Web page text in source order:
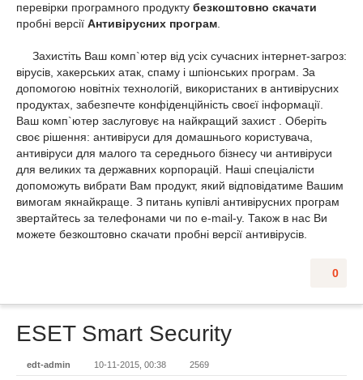
перевірки програмного продукту безкоштовно скачати
пробні версії Антивірусних програм
Захистіть Ваш комп`ютер від усіх сучасних інтернет-загроз:
вірусів, хакерських атак, спаму і шпіонських програм. За
допомогою новітніх технологій, використаних в антивірусних
продуктах, забезпечте конфіденційність своєї інформації.
Ваш комп`ютер заслуговує на найкращий захист . Оберіть
своє рішення: антивіруси для домашнього користувача,
антивіруси для малого та середнього бізнесу чи антивіруси
для великих та державних корпорацій. Наші спеціалісти
допоможуть вибрати Вам продукт, який відповідатиме Вашим
вимогам якнайкраще. З питань купівлі антивірусних програм
звертайтесь за телефонами чи по e-mail-у. Також в нас Ви
можете безкоштовно скачати пробні версії антивірусів.
0
ESET Smart Security
edt-admin 10-11-2015, 00:38 2569